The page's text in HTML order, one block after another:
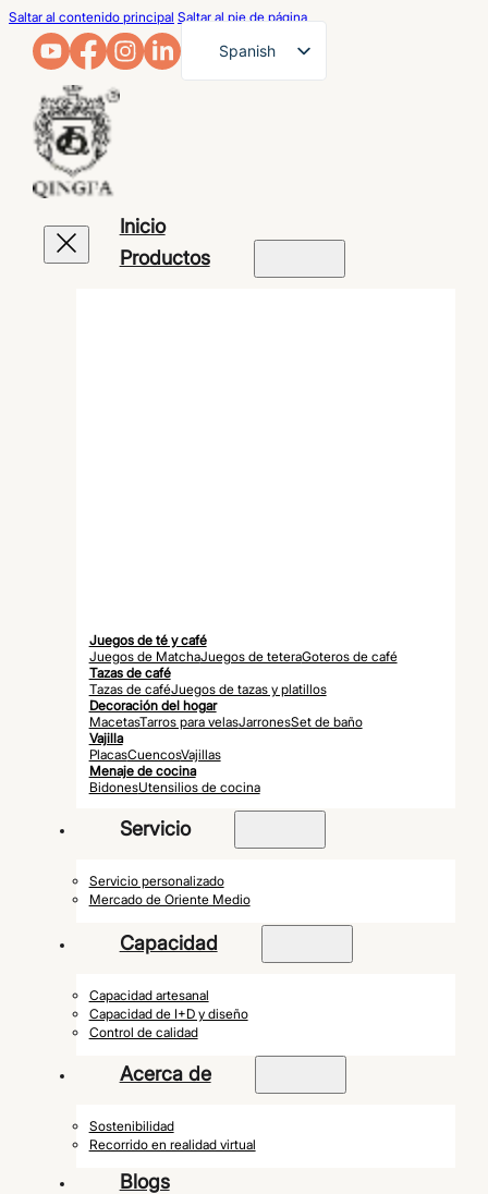
Saltar al contenido principal Saltar al pie de página
Spanish
Inicio
Productos
Juegos de té y café
Juegos de MatchaJuegos de teteraGoteros de café
Tazas de café
Tazas de caféJuegos de tazas y platillos
Decoración del hogar
MacetasTarros para velasJarronesSet de baño
Vajilla
PlacasCuencosVajillas
Menaje de cocina
BidonesUtensilios de cocina
Servicio
Servicio personalizado
Mercado de Oriente Medio
Capacidad
Capacidad artesanal
Capacidad de I+D y diseño
Control de calidad
Acerca de
Sostenibilidad
Recorrido en realidad virtual
Blogs